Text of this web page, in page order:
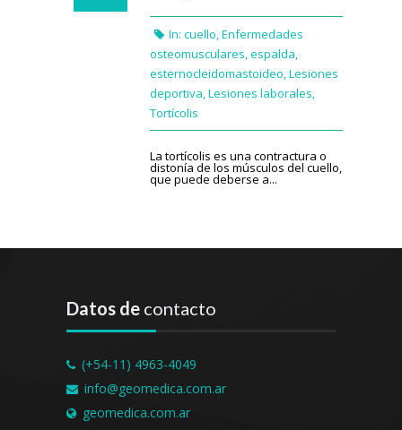
In: cuello,Enfermedades
osteomusculares,espalda,
esternocleidomastoideo,Lesiones
deportiva,Lesiones laborales,
Tortícolis
La tortícolis es una contractura o
distonía de los músculos del cuello,
que puede deberse a...
Datos de contacto
(+54-11) 4963-4049
info@geomedica.com.ar
geomedica.com.ar